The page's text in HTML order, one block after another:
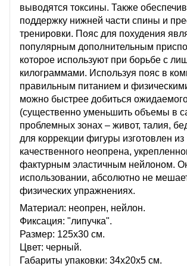
выводятся токсины. Также
поддержку нижней части спины и
тренировки. Пояс для похудения
популярным дополнительным
которое используют при борьбе с
килограммами. Используя пояс в
правильным питанием и
можно быстрее добиться ожидаемого
(существенно уменьшить объемы в
проблемных зонах – живот, талия,
для коррекции фигуры изготовлен из
качественного неопрена,
фактурным эластичным нейлоном.
использовании, абсолютно не
физических упражнениях.
Материал: неопрен, нейлон.
Фиксация: "липучка".
Размер: 125х30 см.
Цвет: черный.
Габариты упаковки: 34х20х5 см.